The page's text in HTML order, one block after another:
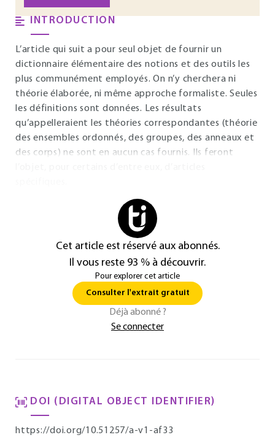
INTRODUCTION
L’article qui suit a pour seul objet de fournir un
dictionnaire élémentaire des notions et des outils les
plus communément employés. On n’y cherchera ni
théorie élaborée, ni même approche formaliste. Seules
les définitions sont données. Les résultats
qu’appelleraient les théories correspondantes (théorie
des ensembles ordonnés, des groupes, des anneaux et
des corps) ne sont en aucun cas fournis. Ils feront
Cet article est réservé aux abonnés.
Il vous reste 93 % à découvrir.
Pour explorer cet article
Consulter l'extrait gratuit
Déjà abonné ?
Se connecter
DOI (DIGITAL OBJECT IDENTIFIER)
https://doi.org/10.51257/a-v1-af33